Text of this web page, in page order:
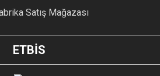
Satış Mağazası
ETBİS